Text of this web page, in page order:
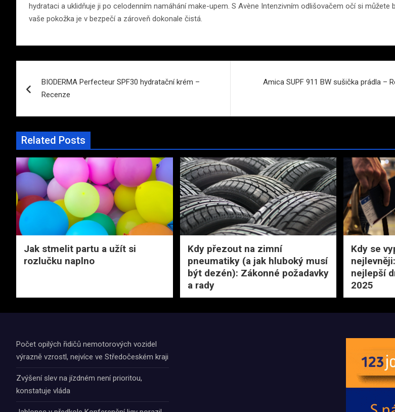
hydrataci a uklidňuje ji po celodenním namáhání make-upem. S Avène Intenzivním odlišovačem očí si můžete
vaše pokožka je v bezpečí a zároveň dokonale čistá.
pro
příspěvek
BIODERMA Perfecteur SPF30 hydratační krém –
Recenze
Amica SUPF 911 BW sušička prádla –
Related Posts
Jak stmelit partu a užít si
rozlučku naplno
Kdy přezout na zimní
pneumatiky (a jak hluboký musí
být dezén): Zákonné požadavky
a rady
Kdy se
nejlepší
2025
Počet opilých řidičů nemotorových vozidel
výrazně vzrostl, nejvíce ve Středočeském kraji
Zvýšení slev na jízdném není prioritou,
konstatuje vláda